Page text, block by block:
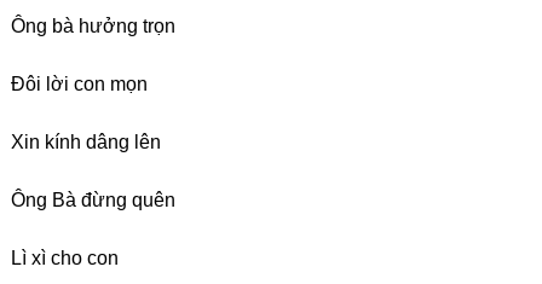
Ông bà hưởng trọn
Đôi lời con mọn
Xin kính dâng lên
Ông Bà đừng quên
Lì xì cho con